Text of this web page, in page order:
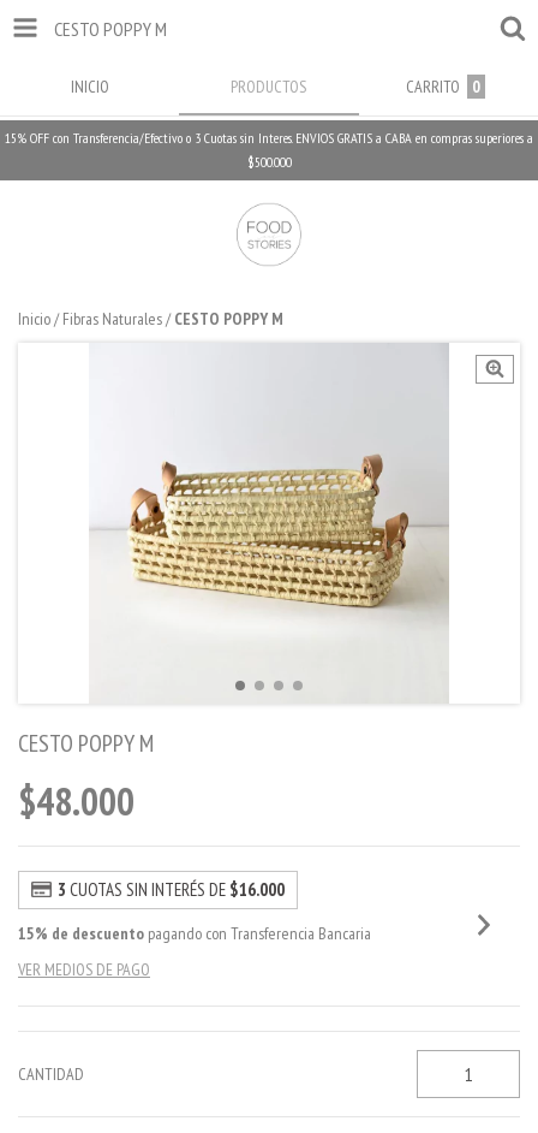
CESTO POPPY M
INICIO PRODUCTOS CARRITO 0
15% OFF con Transferencia/Efectivo o 3 Cuotas sin Interes. ENVIOS GRATIS a CABA en compras superiores a
$500.000
Inicio/ Fibras Naturales/ CESTO POPPY M
CESTO POPPY M
$48.000
3 CUOTAS SIN INTERÉS DE $16.000
15% de descuento pagando con Transferencia Bancaria
VER MEDIOS DE PAGO
CANTIDAD